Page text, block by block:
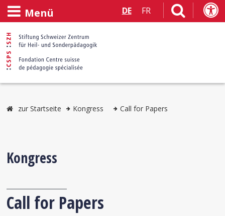
Menü DE FR
zur Startseite Kongress Call for Papers
Kongress
Call for Papers